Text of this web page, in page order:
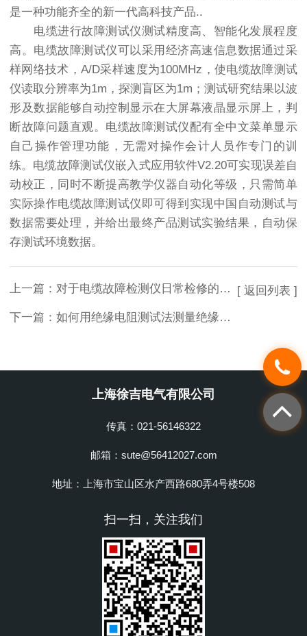
是一种功能齐全的新一代高科技产品..
电缆进行故障测试仪测试精度高、智能化发展程度
高。电缆故障测试仪可以采用经济高速信息数据通过采
样网络技术，A/D采样速度为100MHz，使电缆故障测试
仪读取分辨率为1m，探测盲区为1m；测试研究结果以波
形及数据能够自动控制显示在大屏幕液晶显示屏上，判
断故障问题直观。电缆故障测试仪配有全中文菜单显示
自己操作管理功能，无需对操作会计人员作专门的训
练。电缆故障测试仪嵌入式应用软件V2.20可实现误差自
动校正，同时不断提高教学仪器自动化等级，只需简单
实际操作电缆故障测试仪即可得到实现中国自动测试与
数据需要处理，并给出最终产品测试实验结果，自动保
存测试环境数据。
上一篇： 对于电缆故障检测仪日常检修的方法介绍
下一篇： 如何用绝缘电阻测试法测量绝缘电阻
[ 返回列表 ]
上海徐吉电气有限公司
传真：021-56146322
邮箱：sute@56412027.com
地址：上海市宝山区水产西路680弄4号楼508
扫一扫，关注我们